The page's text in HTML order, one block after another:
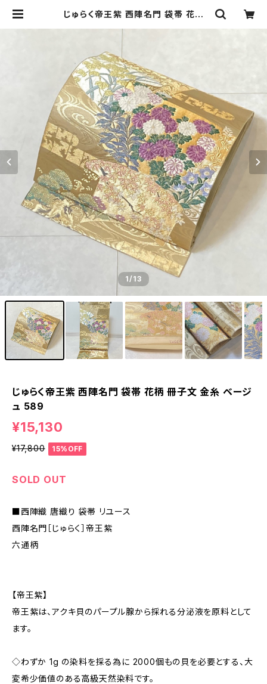
じゅらく帝王紫 西陣名門 袋帯 花柄
1/13
じゅらく帝王紫 西陣名門 袋帯 花柄 冊子文 金糸 ベージ
ュ 589
¥15,130
¥17,800 15%OFF
SOLD OUT
■西陣織 唐織り 袋帯 リユース
西陣名門［じゅらく］帝王紫
六通柄
【帝王紫】
帝王紫は、アクキ貝のパープル腺から採れる分泌液を原料として
ます。
◇わずか 1g の染料を採る為に 2000個もの貝を必要とする、大
変希少価値のある高級天然染料です。